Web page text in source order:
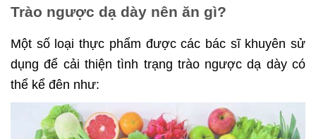
Trào ngược dạ dày nên ăn gì?
Một số loại thực phẩm được các bác sĩ khuyên sử
dụng để cải thiện tình trạng trào ngược dạ dày có
thể kể đên như: